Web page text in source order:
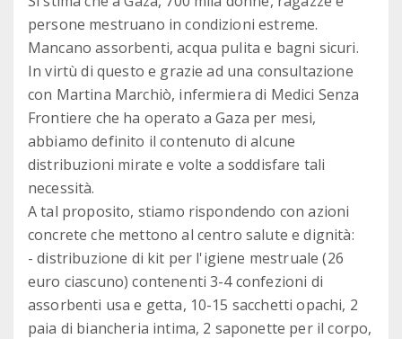
persone mestruano in condizioni estreme.
Mancano assorbenti, acqua pulita e bagni sicuri.
In virtù di questo e grazie ad una consultazione
con Martina Marchiò, infermiera di Medici Senza
Frontiere che ha operato a Gaza per mesi,
abbiamo definito il contenuto di alcune
distribuzioni mirate e volte a soddisfare tali
necessità.
A tal proposito, stiamo rispondendo con azioni
concrete che mettono al centro salute e dignità:
- distribuzione di kit per l'igiene mestruale (26
euro ciascuno) contenenti 3-4 confezioni di
assorbenti usa e getta, 10-15 sacchetti opachi, 2
paia di biancheria intima, 2 saponette per il corpo,